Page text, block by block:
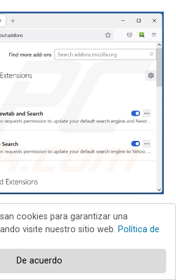
de Firefox (en la esquina
ventana principal), seleccione
clic en "Extensiones" y
cookies para garantizar una
visite nuestro sitio web. Política de
De acuerdo